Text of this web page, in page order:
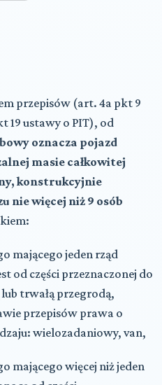
przepisów (art. 4a pkt 9
19 ustawy o PIT), od
oznacza pojazd
masie całkowitej
konstrukcyjnie
nie więcej niż 9 osób
mającego jeden rząd
od części przeznaczonej do
trwałą przegrodą,
przepisów prawa o
wielozadaniowy, van,
mającego więcej niż jeden